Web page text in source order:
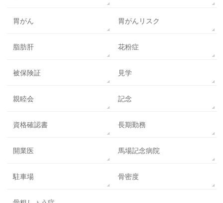
胃がん 胃がんリスク
脂肪肝 花粉症
被保険証 見学
親睦会 記念
資格確認書 長期勤務
開業医 馬場記念病院
駐車場 骨密度